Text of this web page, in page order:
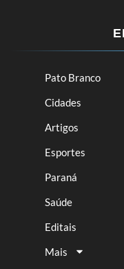
Pato Branco
Cidades
Artigos
Esportes
Paraná
Saúde
Editais
Mais